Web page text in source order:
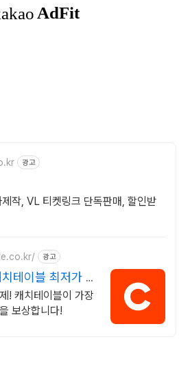
광고
작, VL 티켓링크 단독판매, 할인받
광고
테이블 최저가 보
! 캐치테이블이 가장
보상합니다!